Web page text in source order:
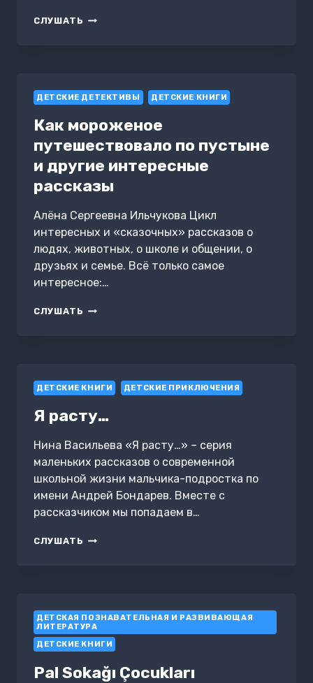
СЛУШАТЬ МОНСТР
ДЕТСКИЕ ДЕТЕКТИВЫ ДЕТСКИЕ КНИГИ
Как мороженое
путешествовало по пустыне
и другие интересные
рассказы
Алёна Сергеевна Ильчукова Цикл
интересных и «сказочных» рассказов о
людях, животных, о школе и общении, о
друзьях и семье. Всё только самое
интересное:…
СЛУШАТЬ КАК
ДРУГИЕ
РАССКАЗЫ
ДЕТСКИЕ КНИГИ ДЕТСКИЕ ПРИКЛЮЧЕНИЯ
Я расту…
Нина Васильева «Я расту…» – серия
маленьких рассказов о современной
школьной жизни мальчика-подростка по
имени Андрей Бондарев. Вместе с
рассказчиком мы попадаем в…
СЛУШАТЬ Я
ДЕТСКАЯ ПОЗНАВАТЕЛЬНАЯ И РАЗВИВАЮЩАЯ
ЛИТЕРАТУРА
ДЕТСКИЕ КНИГИ
Pal Sokağı Çocukları